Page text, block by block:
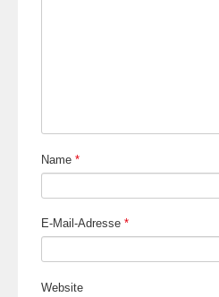
Name *
E-Mail-Adresse *
Website